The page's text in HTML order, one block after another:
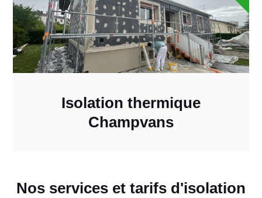
Isolation thermique
Champvans
Nos services et tarifs d'isolation